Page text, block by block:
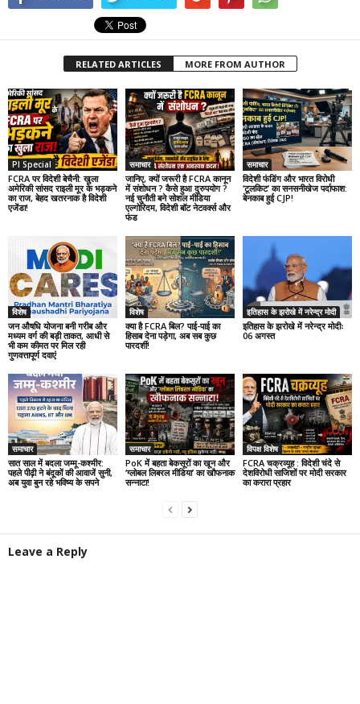
RELATED ARTICLES MORE FROM AUTHOR
PI Special
FCRA पर विदेशी बेचैनी: खुला
अमेरिकी सांसद राइली मूर के भड़कने
का राज, बेहद खतरनाक है विदेशी
एजेंडा!
समाचार
जानिए, क्यों जरूरी है FCRA कानून
में संशोधन ? कैसे हुआ दुरुपयोग ?
नई चुनौती बने सोशल मीडिया
एल्गोरिदम, विदेशी बॉट नेटवर्क्स और
फंड
समाचार
विदेशी फंडिंग और भारत विरोधी
‘टूलकिट’ का सनसनीखेज पर्दाफाश:
बेनकाब हुई CJP!
विशेष
जन औषधि योजना बनी गरीब और
मध्यम वर्ग की बड़ी ताकत, आधी से
भी कम कीमत पर मिल रही
गुणवत्तापूर्ण दवाएं
विशेष
क्या है FCRA बिल? पाई-पाई का
हिसाब देना पड़ेगा, अब सब कुछ
पारदर्शी!
इतिहास के झरोखे में नरेन्द्र मोदी
इतिहास के झरोखे में नरेन्द्र मोदीः
06 अगस्त
समाचार
सात साल में बदला जम्मू-कश्मीर:
पहले पीढ़ी ने बंदूकों की आवाजें सुनी,
अब युवा बुन रहे भविष्य के सपने
समाचार
PoK में बहता बेकसूरों का खून और
‘ग्लोबल लिबरल मीडिया’ का खौफनाक
सन्नाटा!
विपक्ष विशेष
FCRA चक्रव्यूह : विदेशी चंदे से
देशविरोधी साजिशों पर मोदी सरकार
का करारा प्रहार
Leave a Reply